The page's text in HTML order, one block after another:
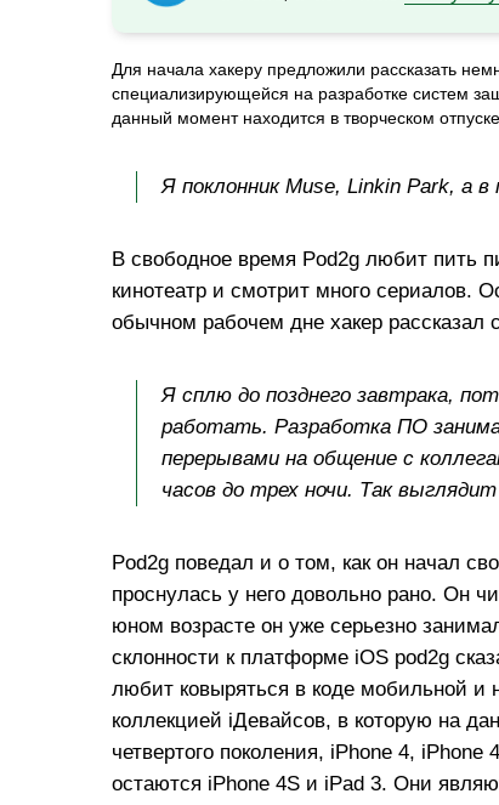
Для начала хакеру предложили рассказать
специализирующейся на разработке систем
данный момент находится в творческом
Я поклонник Muse, Linkin Park, а в
В свободное время Pod2g любит пить
кинотеатр и смотрит много
обычном рабочем дне хакер рассказал
Я сплю до позднего завтрака,
работать. Разработка ПО
перерывами на общение с
часов до трех ночи. Так
Pod2g поведал и о том, как он начал
проснулась у него довольно рано. Он
юном возрасте он уже серьезно
склонности к платформе iOS pod2g
любит ковыряться в коде мобильной и
коллекцией iДевайсов, в которую на
четвертого поколения, iPhone 4,
остаются iPhone 4S и iPad 3. Они